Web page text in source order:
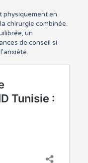
physiquement en
chirurgie combinée.
un
de conseil si